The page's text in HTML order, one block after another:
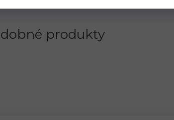
produkty